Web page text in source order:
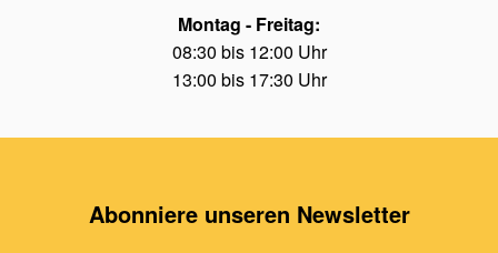
Montag - Freitag:
08:30 bis 12:00 Uhr
13:00 bis 17:30 Uhr
Abonniere unseren Newsletter